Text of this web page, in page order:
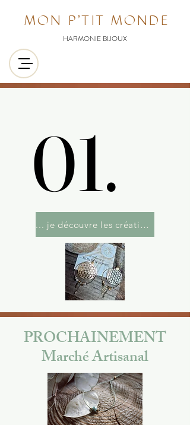
MON P'TIT MONDE
HARMONIE BIJOUX
01.
01.
... je découvre les créations
PROCHAINEMENT
Marché Artisanal